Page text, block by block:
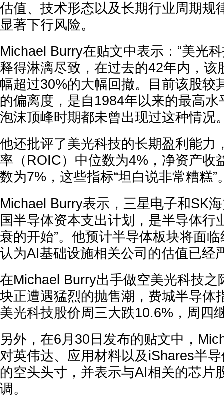
估值、技术形态以及长期行业周期规
显著下行风险。
Michael Burry在贴文中表示：“美光
释得淋漓尽致，在过去的42年内，该
幅超过30%的大幅回撤。目前该股较
的偏离度，是自1984年以来的最高
泡沫顶峰时期都未曾出现过这种情况
他还批评了美光科技的长期盈利能力
率（ROIC）中位数为4%，净资产收
数为7%，这些指标“坦白说非常糟糕”
Michael Burry表示，三星电子和SK
国半导体资本支出计划，是半导体行
衰的开始”。他预计半导体板块将面
认为AI基础设施相关公司的估值已经
在Michael Burry出手做空美光科技之
块正遭遇猛烈的抛售潮，费城半导体
美光科技股价周三大跌10.6%，周四
另外，在6月30日发布的贴文中，
对英伟达、应用材料以及iShares半
的空头头寸，并表示与AI相关的芯片
调。